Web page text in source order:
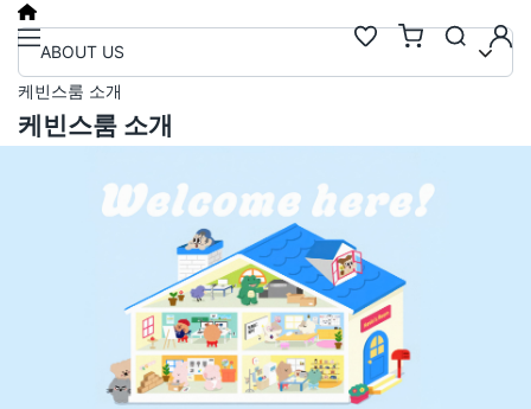
케빈스룸 소개 · 기업 판촉물 굿즈
추천검색어
#물놀이 #풍선 #포트폴리오 #키캡키링 #인형
new
new
틴케이스
same
키링류
new
6 에코백류
7 안경
8 키링
9 키캡
ABOUT US
케빈스룸 소개
케빈스룸 소개